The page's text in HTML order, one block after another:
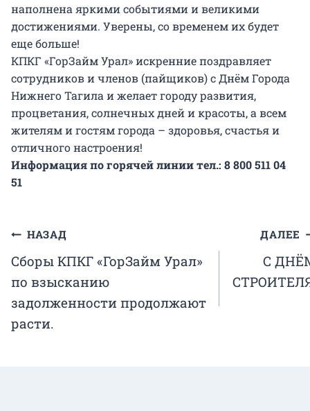
наполнена яркими событиями и великими
достижениями. Уверены, со временем их будет
еще больше!
КПКГ «ГорЗайм Урал» искренние поздравляет
сотрудников и членов (пайщиков) с Днём Города
Нижнего Тагила и желает городу развития,
процветания, солнечных дней и красоты, а всем
жителям и гостям города – здоровья, счастья и
отличного настроения!
Информация по горячей линии тел.: 8 800 511 04
51
Навигация
по
записям
НАЗАД
Сборы КПКГ «ГорЗайм Урал»
по взысканию
задолженности продолжают
расти.
ДАЛЕЕ
С